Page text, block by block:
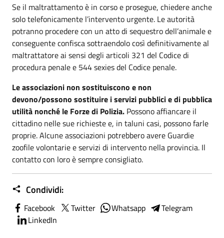
Se il maltrattamento è in corso e prosegue, chiedere anche
solo telefonicamente l’intervento urgente. Le autorità
potranno procedere con un atto di sequestro dell’animale e
conseguente confisca sottraendolo così definitivamente al
maltrattatore ai sensi degli articoli 321 del Codice di
procedura penale e 544 sexies del Codice penale.
Le associazioni non sostituiscono e non
devono/possono sostituire i servizi pubblici e di pubblica
utilità nonché le Forze di Polizia. Possono affiancare il
cittadino nelle sue richieste e, in taluni casi, possono farle
proprie. Alcune associazioni potrebbero avere Guardie
zoofile volontarie e servizi di intervento nella provincia. Il
contatto con loro è sempre consigliato.
Condividi:
Facebook Twitter Whatsapp
Telegram
LinkedIn